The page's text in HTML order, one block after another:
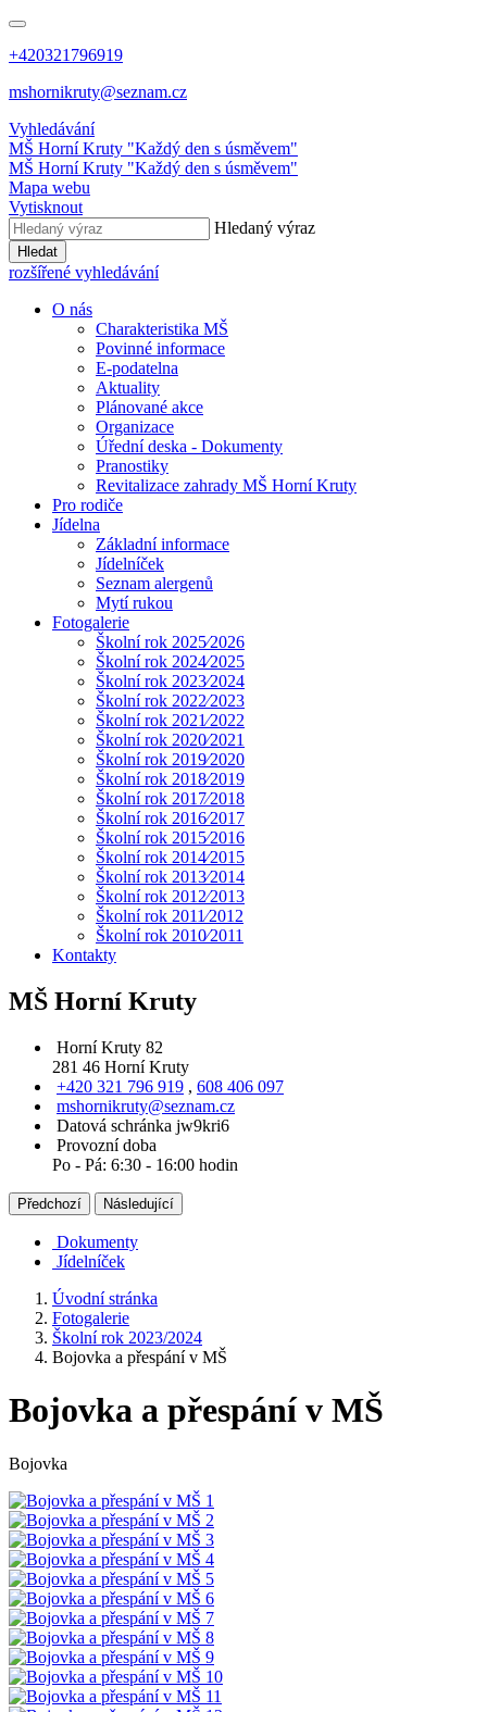
+420321796919
mshornikruty@seznam.cz
Vyhledávání
MŠ Horní Kruty "Každý den s úsměvem"
MŠ Horní Kruty "Každý den s úsměvem"
Mapa webu
Vytisknout
Hledaný výraz
Hledat
rozšířené vyhledávání
O nás
Charakteristika MŠ
Povinné informace
E-podatelna
Aktuality
Plánované akce
Organizace
Úřední deska - Dokumenty
Pranostiky
Revitalizace zahrady MŠ Horní Kruty
Pro rodiče
Jídelna
Základní informace
Jídelníček
Seznam alergenů
Mytí rukou
Fotogalerie
Školní rok 2025⁄2026
Školní rok 2024⁄2025
Školní rok 2023⁄2024
Školní rok 2022⁄2023
Školní rok 2021⁄2022
Školní rok 2020⁄2021
Školní rok 2019⁄2020
Školní rok 2018⁄2019
Školní rok 2017⁄2018
Školní rok 2016⁄2017
Školní rok 2015⁄2016
Školní rok 2014⁄2015
Školní rok 2013⁄2014
Školní rok 2012⁄2013
Školní rok 2011⁄2012
Školní rok 2010⁄2011
Kontakty
MŠ Horní Kruty
Horní Kruty 82
281 46 Horní Kruty
+420 321 796 919 , 608 406 097
mshornikruty@seznam.cz
Datová schránka jw9kri6
Provozní doba
Po - Pá: 6:30 - 16:00 hodin
Předchozí Následující
Dokumenty
Jídelníček
Úvodní stránka
Fotogalerie
Školní rok 2023/2024
Bojovka a přespání v MŠ
Bojovka a přespání v MŠ
Bojovka